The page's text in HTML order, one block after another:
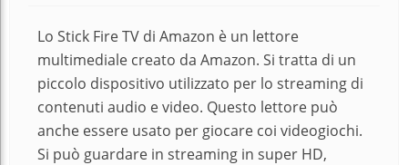
Lo Stick Fire TV di Amazon è un lettore
multimediale creato da Amazon. Si tratta di un
piccolo dispositivo utilizzato per lo streaming di
contenuti audio e video. Questo lettore può
anche essere usato per giocare coi videogiochi.
Si può guardare in streaming in super HD,